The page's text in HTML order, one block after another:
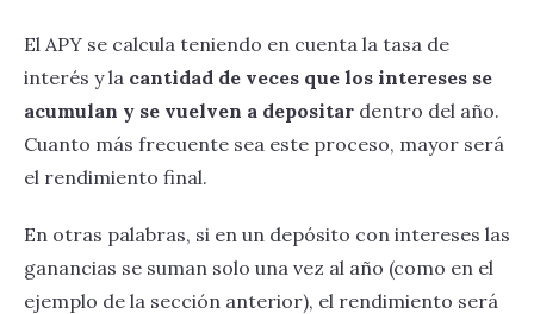
El APY se calcula teniendo en cuenta la tasa de
interés y la cantidad de veces que los intereses se
acumulan y se vuelven a depositar dentro del año.
Cuanto más frecuente sea este proceso, mayor será
el rendimiento final.
En otras palabras, si en un depósito con intereses las
ganancias se suman solo una vez al año (como en el
ejemplo de la sección anterior), el rendimiento será